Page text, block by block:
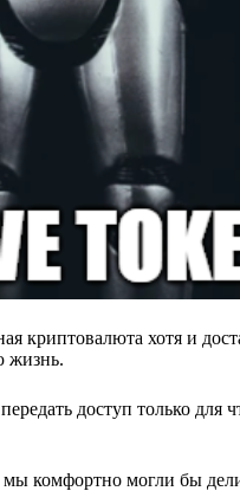
криптовалюта хотя и
жизнь.
доступ только
комфортно могли бы